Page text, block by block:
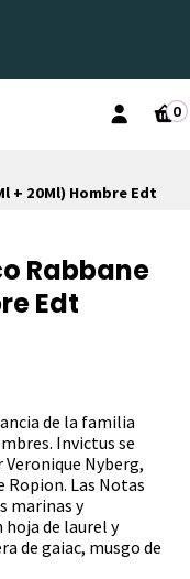
0
+ 20Ml) Hombre Edt
Rabbane
Edt
de la familia
Invictus se
Veronique Nyberg,
Ropion. Las Notas
marinas y
hoja de laurel y
de gaiac, musgo de